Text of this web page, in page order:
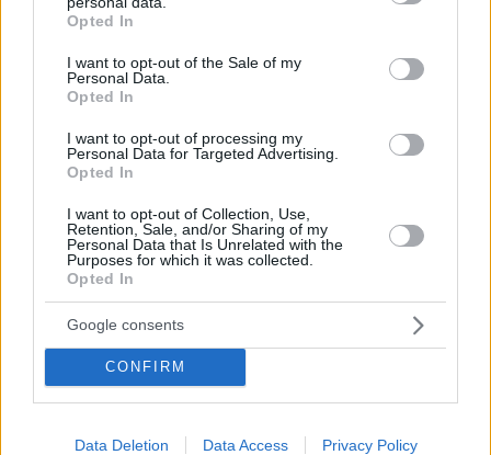
grant or deny consent to Google and its third-party tags to
use your data for below specified purposes in below Google
consent section.
Opted In
I want to opt-out of the Sale of my
Personal Data.
Opted In
I want to opt-out of processing my
Personal Data for Targeted Advertising.
Opted In
I want to opt-out of Collection, Use,
Retention, Sale, and/or Sharing of my
Personal Data that Is Unrelated with the
Purposes for which it was collected.
Opted In
Google consents
CONFIRM
Data Deletion Data Access Privacy Policy
Από μαθητής, φοιτητής σε άλλη πόλη!
06.08.2026, 10:52
H Kaizen Gaming στο Παγκόσμιο Kύπελλο: Μία
διοργάνωση, δώδεκα πόλεις, χιλιάδες κοινές στιγμές
05.08.2026, 08:38
Πώς μια απλή ιδέα εξελίχθηκε σε κορυφαίο θεσμό
ρομποτικής στην Ελλάδα
04.08.2026, 11:20
ΣΧΟΛΙΑ(15)
ΠΡΟΣΘΗΚΗ ΣΧΟΛΙΟΥ